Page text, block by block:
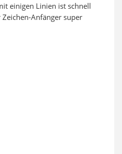
einigen Linien ist schnell
Anfänger super